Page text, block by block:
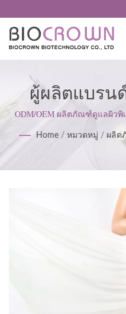
ผู้ผลิตแบรน
ผลิตภัณฑ์ดูแล
ผลิตภัณฑ์ดูแ
รับรอง ISO &
|
ODM/OEM ผลิตภัณฑ์ดูแลผิวพิ
ผลิตภัณฑ์ดูแลผิว เราปฏิบัติตาม
ที่ดี (GMP) โดยยึดมั่นในทัศนคติ
ข
Home / หมวดหมู่ / ผลิต